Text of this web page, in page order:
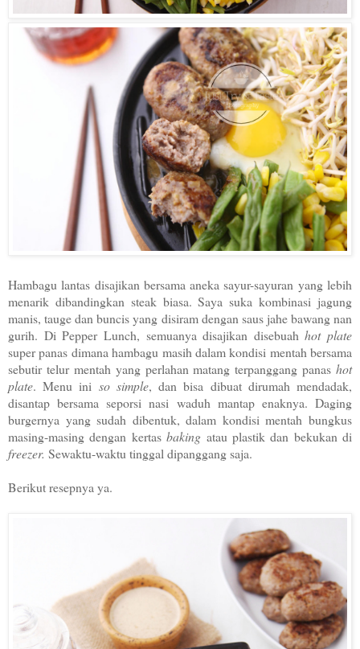
Hambagu lantas disajikan bersama aneka sayur-sayuran yang lebih
menarik dibandingkan steak biasa. Saya suka kombinasi jagung
manis, tauge dan buncis yang disiram dengan saus jahe bawang nan
gurih. Di Pepper Lunch, semuanya disajikan disebuahhot plate
super panas dimana hambagu masih dalam kondisi mentah bersama
sebutir telur mentah yang perlahan matang terpanggang panas hot
plate. Menu ini so simple, dan bisa dibuat dirumah mendadak,
disantap bersama seporsi nasi waduh mantap enaknya. Daging
burgernya yang sudah dibentuk, dalam kondisi mentah bungkus
masing-masing dengan kertasbaking atau plastik dan bekukan di
freezer. Sewaktu-waktu tinggal dipanggang saja.
Berikut resepnya ya.